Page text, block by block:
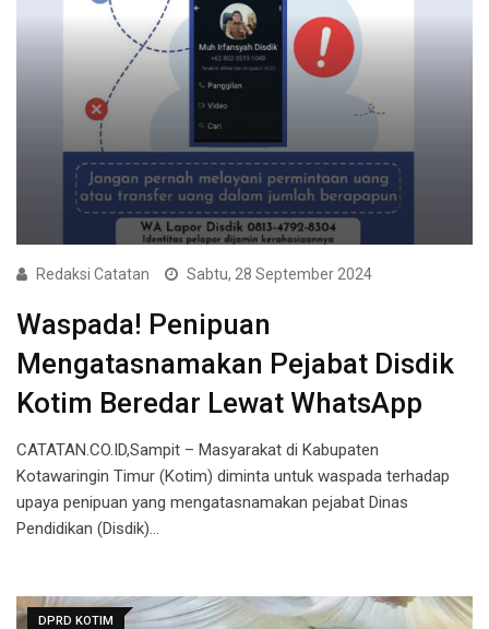
Redaksi Catatan Sabtu, 28 September 2024
Waspada! Penipuan
Mengatasnamakan Pejabat Disdik
Kotim Beredar Lewat WhatsApp
CATATAN.CO.ID,Sampit – Masyarakat di Kabupaten
Kotawaringin Timur (Kotim) diminta untuk waspada terhadap
upaya penipuan yang mengatasnamakan pejabat Dinas
Pendidikan (Disdik)…
DPRD KOTIM